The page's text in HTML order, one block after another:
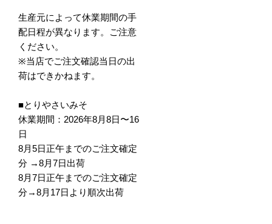
生産元によって休業期間の手
配日程が異なります。ご注意
ください。
※当店でご注文確認当日の出
荷はできかねます。
■とりやさいみそ
休業期間：2026年8月8日〜16
日
8月5日正午までのご注文確定
分 →8月7日出荷
8月7日正午までのご注文確定
分→8月17日より順次出荷